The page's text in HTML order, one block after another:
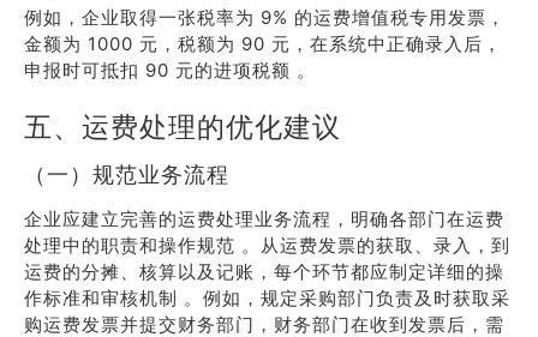
例如，企业取得一张税率为 9% 的运费增值税专用发票，
金额为 1000 元，税额为 90 元，在系统中正确录入后，
申报时可抵扣 90 元的进项税额 。
五、运费处理的优化建议
（一）规范业务流程
企业应建立完善的运费处理业务流程，明确各部门在运费
处理中的职责和操作规范 。从运费发票的获取、录入，到
运费的分摊、核算以及记账，每个环节都应制定详细的操
作标准和审核机制 。例如，规定采购部门负责及时获取采
购运费发票并提交财务部门，财务部门在收到发票后，需